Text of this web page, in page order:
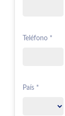
Teléfono *
País *